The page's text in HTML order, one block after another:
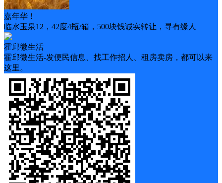
嘉年华！
临水玉泉12，42度4瓶/箱，500块钱诚实转让，寻有缘人
霍邱微生活
霍邱微生活-发便民信息、找工作招人、租房卖房，都可以来
这里。